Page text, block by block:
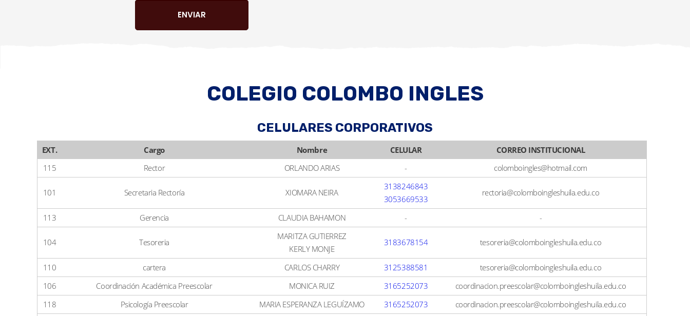
ENVIAR
COLEGIO COLOMBO INGLES
CELULARES CORPORATIVOS
EXT. Cargo Nombre CELULAR
CORREO INSTITUCIONAL
115
Rector ORLANDO ARIAS - colomboingles@hotmail.com
101 Secretaria Rectoría XIOMARA NEIRA
3138246843
3053669533
rectoria@colomboingleshuila.edu.co
113 Gerencia CLAUDIA BAHAMON - -
104 Tesoreria
MARITZA GUTIERREZ
KERLY MONJE
3183678154 tesoreria@colomboingleshuila.edu.co
110 cartera CARLOS CHARRY 3125388581
tesoreria@colomboingleshuila.edu.co
106
Coordinación Académica Preescolar MONICA RUIZ 3165252073
coordinacion.preescolar@colomboingleshuila.edu.co
118
Psicología Preescolar MARIA ESPERANZA LEGUÍZAMO 3165252073
coordinacion.preescolar@colomboingleshuila.edu.co